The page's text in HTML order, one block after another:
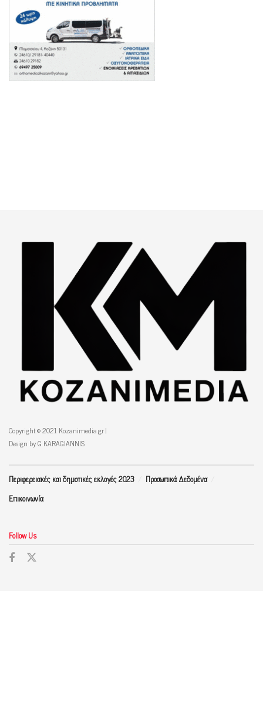
Copyright © 2021 Kozanimedia.gr |
Design by G KARAGIANNIS
Περιφερειακές και δημοτικές εκλογές 2023
Προσωπικά Δεδομένα
Επικοινωνία
Follow Us